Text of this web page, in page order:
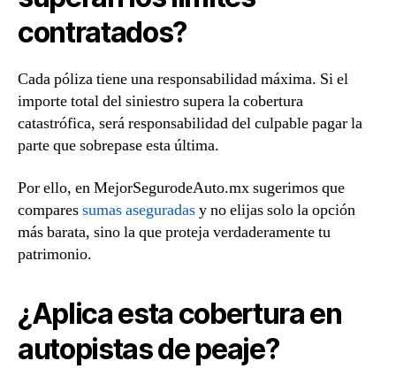
contratados?
Cada póliza tiene una responsabilidad máxima. Si el
importe total del siniestro supera la cobertura
catastrófica, será responsabilidad del culpable pagar la
parte que sobrepase esta última.
Por ello, en MejorSegurodeAuto.mx sugerimos que
comparessumas aseguradasy no elijas solo la opción
más barata, sino la que proteja verdaderamente tu
patrimonio.
¿Aplica esta cobertura en
autopistas de peaje?